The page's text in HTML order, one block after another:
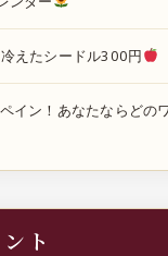
冷えたシードル300円
イン！あなたならどの
ト